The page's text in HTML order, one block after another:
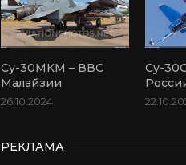
Су-30МКМ – ВВС
Малайзии
26.10.2024
Су-
РЕКЛАМА